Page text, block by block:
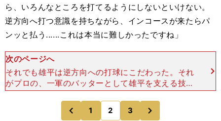
ら、いろんなところを打てるようにしないといけない。
逆方向へ打つ意識を持ちながら、インコースが来たらパ
ンッと払う......これは本当に難しかったですね」
次のページへ
それでも雄平は逆方向への打球にこだわった。それ
がプロの、一軍のバッターとして雄平を支える技術
だと信じていたからだ。「逆方向に打とうとすれ
ば、それだけボールを長く見られます。だから、難
しいんですけど
前
のページへ
1 2 3